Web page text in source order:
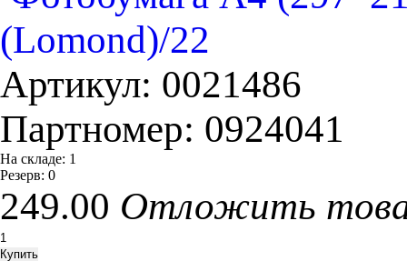
(Lomond)/22
Артикул: 0021486
Партномер: 0924041
На складе: 1
Резерв: 0
249.00 Отложить